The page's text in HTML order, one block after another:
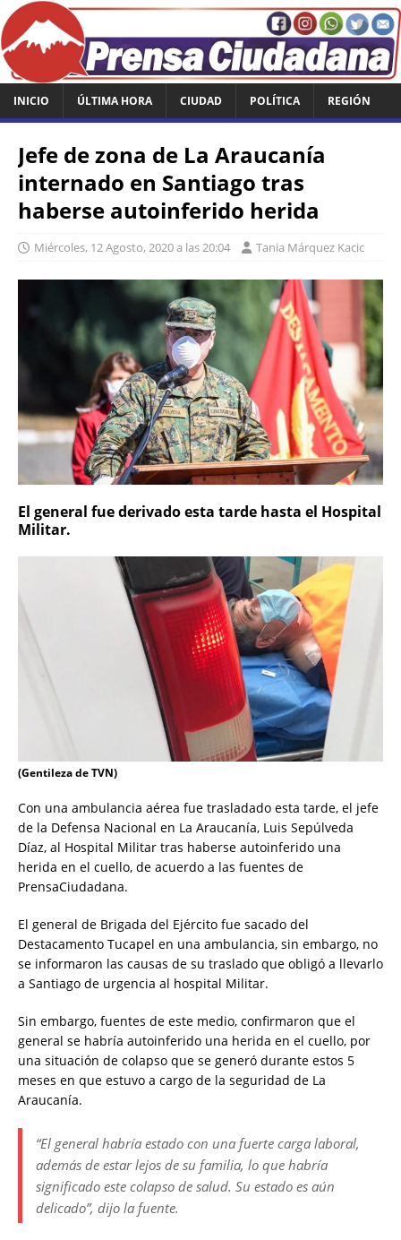
INICIO ÚLTIMA HORA CIUDAD POLÍTICA REGIÓN
Jefe de zona de La Araucanía
internado en Santiago tras
haberse autoinferido herida
Miércoles, 12 Agosto, 2020 a las 20:04 Tania Márquez Kacic
El general fue derivado esta tarde hasta el Hospital
Militar.
(Gentileza de TVN)
Con una ambulancia aérea fue trasladado esta tarde, el jefe
de la Defensa Nacional en La Araucanía, Luis Sepúlveda
Díaz, al Hospital Militar tras haberse autoinferido una
herida en el cuello, de acuerdo a las fuentes de
PrensaCiudadana.
El general de Brigada del Ejército fue sacado del
Destacamento Tucapel en una ambulancia, sin embargo, no
se informaron las causas de su traslado que obligó a llevarlo
a Santiago de urgencia al hospital Militar.
Sin embargo, fuentes de este medio, confirmaron que el
general se habría autoinferido una herida en el cuello, por
una situación de colapso que se generó durante estos 5
meses en que estuvo a cargo de la seguridad de La
Araucanía.
“El general habría estado con una fuerte carga laboral,
además de estar lejos de su familia, lo que habría
significado este colapso de salud. Su estado es aún
delicado”, dijo la fuente.